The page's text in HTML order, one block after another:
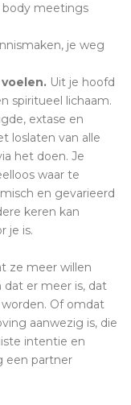
meetings
je weg
Uit je hoofd
spiritueel lichaam.
extase en
loslaten van alle
het doen. Je
waar te
en gevarieerd
keren kan
je is.
ze meer willen
er meer is, dat
Of omdat
aanwezig is, die
intentie en
een partner